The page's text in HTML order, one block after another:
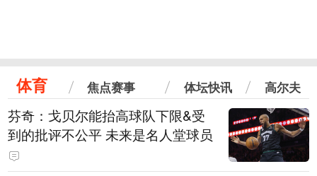
体育 焦点赛事 体坛快讯 高尔夫
芬奇：戈贝尔能抬高球队下限&受
到的批评不公平 未来是名人堂球员